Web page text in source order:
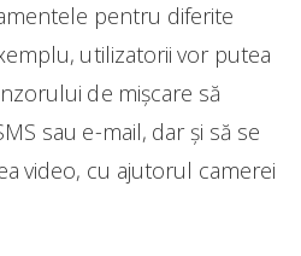
pentru diferite
utilizatorii vor putea
de mișcare să
sau e-mail, dar și să se
video, cu ajutorul camerei